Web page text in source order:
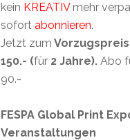
kein KREATIVmehr
sofort abonnieren.
Jetzt zum
150.- (für 2 Jahre). Abo
90.-
FESPA Global Print
Veranstaltungen